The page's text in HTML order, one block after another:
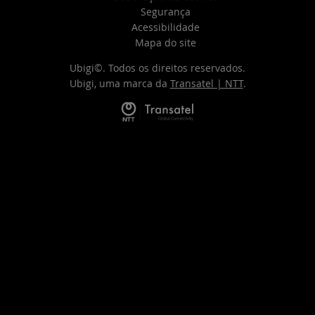
Segurança
Acessibilidade
Mapa do site
Ubigi©. Todos os direitos reservados.
Ubigi, uma marca da Transatel | NTT.